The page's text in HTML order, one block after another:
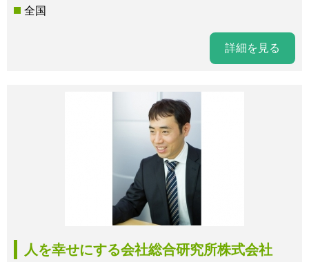
全国
詳細を見る
人を幸せにする会社総合研究所株式会社